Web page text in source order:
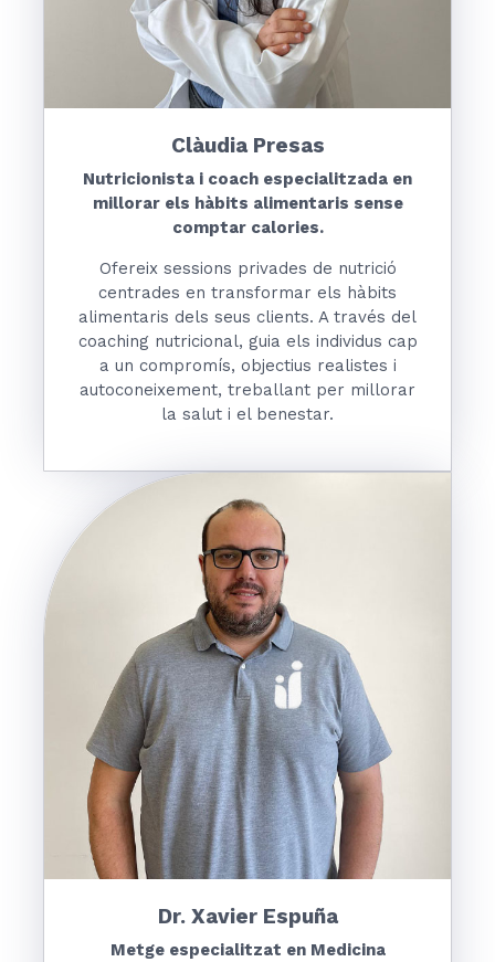
Clàudia Presas
Nutricionista i coach especialitzada en
millorar els hàbits alimentaris sense
comptar calories.
Ofereix sessions privades de nutrició
centrades en transformar els hàbits
alimentaris dels seus clients. A través del
coaching nutricional, guia els individus cap
a un compromís, objectius realistes i
autoconeixement, treballant per millorar
la salut i el benestar.
Dr. Xavier Espuña
Metge especialitzat en Medicina